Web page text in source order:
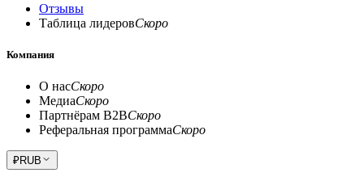
Отзывы
Таблица лидеровСкоро
Компания
О насСкоро
МедиаСкоро
Партнёрам B2BСкоро
Реферальная программаСкоро
₽RUB